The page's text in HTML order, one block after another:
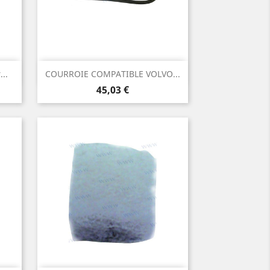
COURROIE COMPATIBLE VOLVO...
Prix
45,03 €
Aperçu rapide